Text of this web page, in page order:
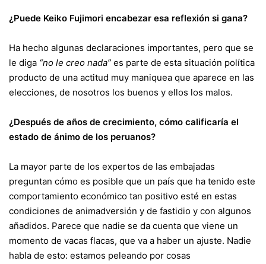
¿Puede Keiko Fujimori encabezar esa reflexión si gana?
Ha hecho algunas declaraciones importantes, pero que se
le diga “no le creo nada” es parte de esta situación política
producto de una actitud muy maniquea que aparece en las
elecciones, de nosotros los buenos y ellos los malos.
¿Después de años de crecimiento, cómo calificaría el
estado de ánimo de los peruanos?
La mayor parte de los expertos de las embajadas
preguntan cómo es posible que un país que ha tenido este
comportamiento económico tan positivo esté en estas
condiciones de animadversión y de fastidio y con algunos
añadidos. Parece que nadie se da cuenta que viene un
momento de vacas flacas, que va a haber un ajuste. Nadie
habla de esto: estamos peleando por cosas